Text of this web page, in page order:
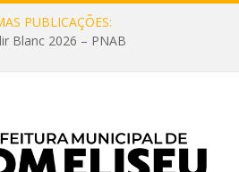
PUBLICAÇÕES:
Blanc 2026 – PNAB